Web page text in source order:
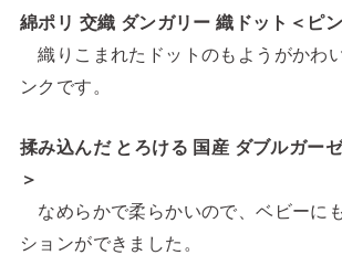
綿ポリ 交織 ダンガリー 織ドット＜ピ
織りこまれたドットのもようがかわ
ンクです。
揉み込んだ とろける 国産 ダブルガー
＞
なめらかで柔らかいので、ベビーに
ションができました。